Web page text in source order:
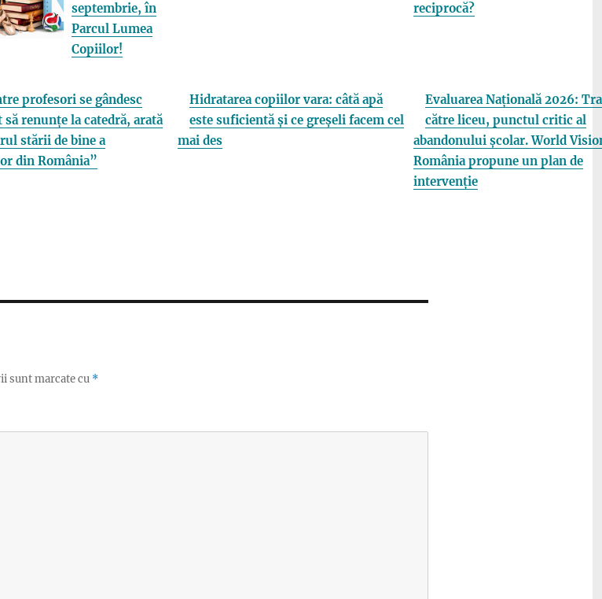
septembrie, în
Parcul Lumea
Copiilor!
reciprocă?
profesori se gândesc
să renunțe la catedră, arată
stării de bine a
din România”
Hidratarea copiilor vara: câtă apă
este suficientă și ce greșeli facem cel
mai des
Evaluarea Națională 2026:
către liceu, punctul critic al
abandonului școlar. World
România propune un plan de
intervenție
sunt marcate cu *